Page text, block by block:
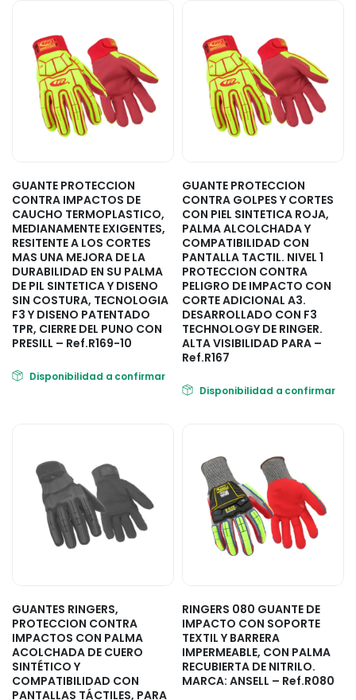
GUANTE PROTECCION
CONTRA IMPACTOS DE
CAUCHO TERMOPLASTICO,
MEDIANAMENTE EXIGENTES,
RESITENTE A LOS CORTES
MAS UNA MEJORA DE LA
DURABILIDAD EN SU PALMA
DE PIL SINTETICA Y DISENO
SIN COSTURA, TECNOLOGIA
F3 Y DISENO PATENTADO
TPR, CIERRE DEL PUNO CON
PRESILL – Ref.R169-10
Disponibilidad a confirmar
GUANTE PROTECCION
CONTRA GOLPES Y CORTES
CON PIEL SINTETICA ROJA,
PALMA ALCOLCHADA Y
COMPATIBILIDAD CON
PANTALLA TACTIL. NIVEL 1
PROTECCION CONTRA
PELIGRO DE IMPACTO CON
CORTE ADICIONAL A3.
DESARROLLADO CON F3
TECHNOLOGY DE RINGER.
ALTA VISIBILIDAD PARA –
Ref.R167
Disponibilidad a confirmar
GUANTES RINGERS,
PROTECCION CONTRA
IMPACTOS CON PALMA
ACOLCHADA DE CUERO
SINTÉTICO Y
COMPATIBILIDAD CON
PANTALLAS TÁCTILES, PARA
RINGERS 080 GUANTE DE
IMPACTO CON SOPORTE
TEXTIL Y BARRERA
IMPERMEABLE, CON PALMA
RECUBIERTA DE NITRILO.
MARCA: ANSELL – Ref.R080